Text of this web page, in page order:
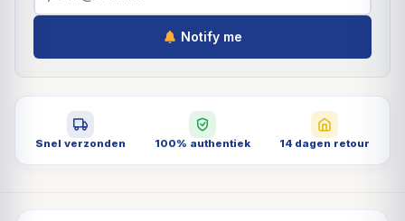
Notify me
Snel verzonden 100% authentiek 14 dagen retour